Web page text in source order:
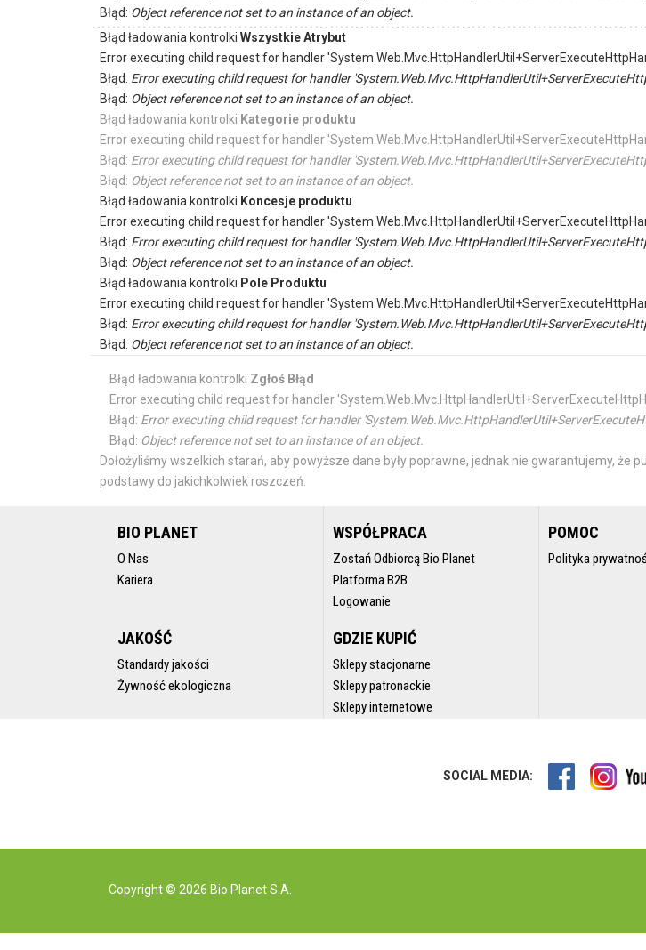
Błąd: Object reference not set to an instance of an object.
Błąd ładowania kontrolki Wszystkie Atrybut
Error executing child request for handler
Błąd: Error executing child request for handler
Błąd: Object reference not set to an instance of an object.
Błąd ładowania kontrolki Kategorie produktu
Error executing child request for handler
Błąd: Error executing child request for handler
Błąd: Object reference not set to an instance of an object.
Błąd ładowania kontrolki Koncesje produktu
Error executing child request for handler
Błąd: Error executing child request for handler
Błąd: Object reference not set to an instance of an object.
Błąd ładowania kontrolki Pole Produktu
Error executing child request for handler
Błąd: Error executing child request for handler
Błąd: Object reference not set to an instance of an object.
Błąd ładowania kontrolki Zgłoś Błąd
Error executing child request for handler
Błąd: Error executing child request for handler
Błąd: Object reference not set to an instance of an object.
Dołożyliśmy wszelkich starań, aby powyższe dane były poprawne, jednak nie gwarantujemy,
podstawy do jakichkolwiek roszczeń.
BIO PLANET
O Nas
Kariera
WSPÓŁPRACA
Zostań Odbiorcą Bio Planet
Platforma B2B
Logowanie
POMOC
Polityka
JAKOŚĆ
Standardy jakości
Żywność ekologiczna
GDZIE KUPIĆ
Sklepy stacjonarne
Sklepy patronackie
Sklepy internetowe
SOCIAL MEDIA:
Copyright © 2026 Bio Planet S.A.